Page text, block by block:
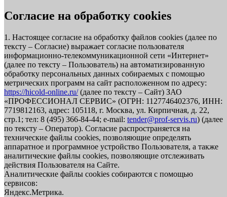
Согласие на обработку cookies
1. Настоящее согласие на обработку файлов cookies (далее по
тексту – Согласие) выражает согласие пользователя
информационно-телекоммуникационной сети «Интернет»
(далее по тексту – Пользователь) на автоматизированную
обработку персональных данных собираемых с помощью
метрических программ на сайт расположенном по адресу:
https://hicold-online.ru/(далее по тексту – Сайт) ЗАО
«ПРОФЕССИОНАЛ СЕРВИС» (ОГРН: 1127746402376, ИНН:
7719812163, адрес: 105118, г. Москва, ул. Кирпичная, д. 22,
стр.1; тел: 8 (495) 366-84-44; e-mail: tender@prof-servis.ru) (далее
по тексту – Оператор). Согласие распространяется на
технические файлы cookies, позволяющие определять
аппаратное и программное устройство Пользователя, а также
аналитические файлы cookies, позволяющие отслеживать
действия Пользователя на Сайте.
Аналитические файлы cookies собираются с помощью
сервисов:
Яндекс.Метрика.